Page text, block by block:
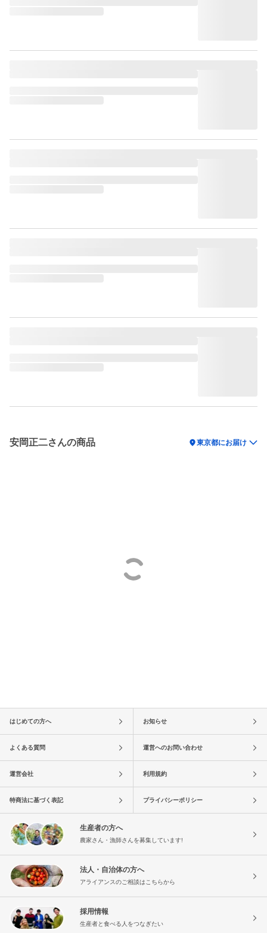
安岡正二さんの商品 location_on東京都にお届け
はじめての方へ お知らせ
よくある質問 運営へのお問い合わせ
運営会社 利用規約
特商法に基づく表記 プライバシーポリシー
生産者の方へ
農家さん・漁師さんを募集しています!
法人・自治体の方へ
アライアンスのご相談はこちらから
採用情報
生産者と食べる人をつなぎたい